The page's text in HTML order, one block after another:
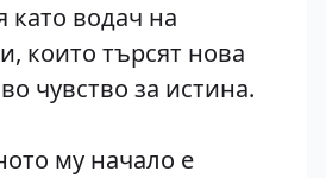
като водач на
които търсят нова
чувство за истина.
му начало е